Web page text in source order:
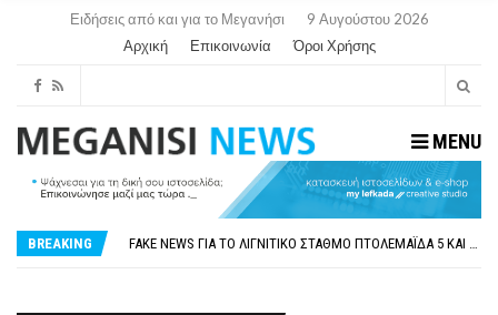
Ειδήσεις από και για το Μεγανήσι
9 Αυγούστου 2026
Αρχική
Επικοινωνία Όροι Χρήσης
MENU
BREAKING
ΟΡΙΣΤΙΚΆ ΧΩΡΊΣ ΑΚΤΟΠΛΟΙΚΗ ΣΎΝΔΕΣΗ ΦΈΤΟΣ ΤΟ ΚΑΛΟΚΑΊΡΙ ΤΑ ΙΌΝΙΑ